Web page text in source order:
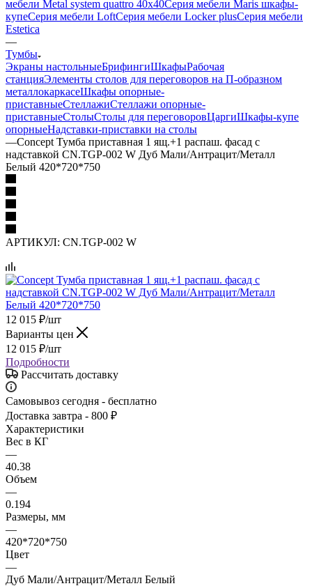
мебели Metal system quattro 40x40Серия мебели Maris шкафы-
купеСерия мебели LoftСерия мебели Locker plusСерия мебели
Estetica
—
Тумбы
Экраны настольныеБрифингиШкафыРабочая
станцияЭлементы столов для переговоров на П-образном
металлокаркасеШкафы опорные-
приставныеСтеллажиСтеллажи опорные-
приставныеСтолыСтолы для переговоровЦаргиШкафы-купе
опорныеНадставки-приставки на столы
—Concept Тумба приставная 1 ящ.+1 распаш. фасад с
надставкой CN.TGP-002 W Дуб Мали/Антрацит/Металл
Белый 420*720*750
АРТИКУЛ: CN.TGP-002 W
12 015 ₽/шт
Варианты цен
12 015 ₽/шт
Подробности
Рассчитать доставку
Самовывоз сегодня - бесплатно
Доставка завтра - 800 ₽
Характеристики
Вес в КГ
—
40.38
Объем
—
0.194
Размеры, мм
—
420*720*750
Цвет
—
Дуб Мали/Антрацит/Металл Белый